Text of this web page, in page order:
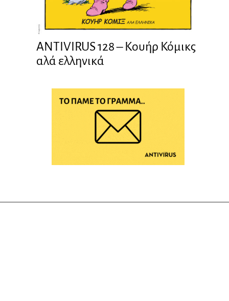
ANTIVIRUS 128 – Kουήρ Κόμικς
αλά ελληνικά